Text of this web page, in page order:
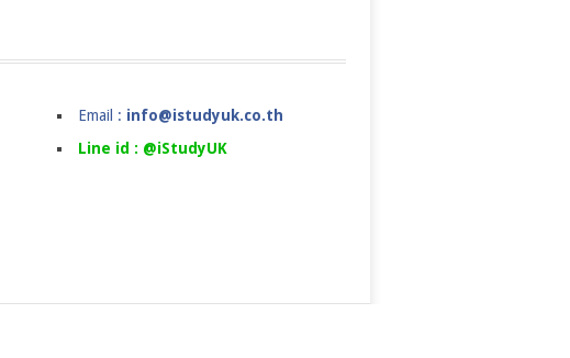
Email : info@istudyuk.co.th
Line id : @iStudyUK